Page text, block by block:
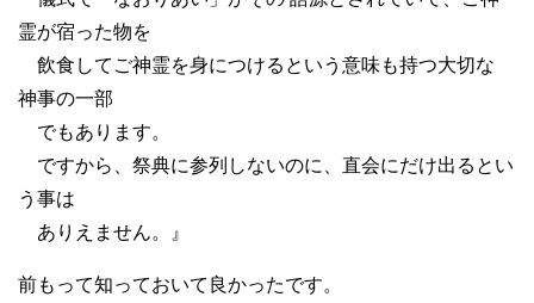
霊が宿った物を
飲食してご神霊を身につけるという意味も持つ大切な
神事の一部
でもあります。
ですから、祭典に参列しないのに、直会にだけ出るとい
う事は
ありえません。』
前もって知っておいて良かったです。